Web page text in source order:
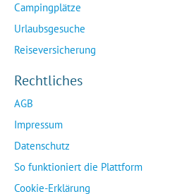
Campingplätze
Urlaubsgesuche
Reiseversicherung
Rechtliches
AGB
Impressum
Datenschutz
So funktioniert die Plattform
Cookie-Erklärung